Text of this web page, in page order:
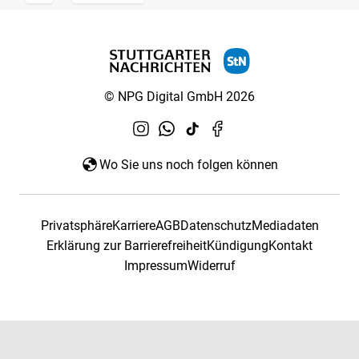
© NPG Digital GmbH 2026
Wo Sie uns noch folgen können
PrivatsphäreKarriereAGBDatenschutzMediadaten
Erklärung zur BarrierefreiheitKündigungKontakt
ImpressumWiderruf